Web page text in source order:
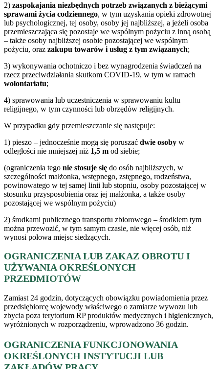
2) zaspokajania niezbędnych potrzeb związanych z bieżącymi
sprawami życia codziennego, w tym uzyskania opieki zdrowotnej
lub psychologicznej, tej osoby, osoby jej najbliższej, a jeżeli osoba
przemieszczająca się pozostaje we wspólnym pożyciu z inną osobą
– także osoby najbliższej osobie pozostającej we wspólnym
pożyciu, oraz zakupu towarów i usług z tym związanych;
3) wykonywania ochotniczo i bez wynagrodzenia świadczeń na
rzecz przeciwdziałania skutkom COVID-19, w tym w ramach
wolontariatu;
4) sprawowania lub uczestniczenia w sprawowaniu kultu
religijnego, w tym czynności lub obrzędów religijnych.
W przypadku gdy przemieszczanie się następuje:
1) pieszo – jednocześnie mogą się poruszać dwie osoby w
odległości nie mniejszej niż 1,5 m od siebie;
(ograniczenia tego nie stosuje się do osób najbliższych, w
szczególności małżonka, wstępnego, zstępnego, rodzeństwa,
powinowatego w tej samej linii lub stopniu, osoby pozostającej w
stosunku przysposobienia oraz jej małżonka, a także osoby
pozostającej we wspólnym pożyciu)
2) środkami publicznego transportu zbiorowego – środkiem tym
można przewozić, w tym samym czasie, nie więcej osób, niż
wynosi połowa miejsc siedzących.
OGRANICZENIA LUB ZAKAZ OBROTU I
UŻYWANIA OKREŚLONYCH
PRZEDMIOTÓW
Zamiast 24 godzin, dotyczących obowiązku powiadomienia przez
przedsiębiorcę wojewody właściwego o zamiarze wywozu lub
zbycia poza terytorium RP produktów medycznych i higienicznych,
wyróżnionych w rozporządzeniu, wprowadzono 36 godzin.
OGRANICZENIA FUNKCJONOWANIA
OKREŚLONYCH INSTYTUCJI LUB